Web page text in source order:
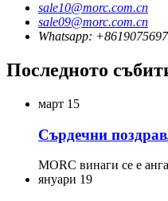
sale10@morc.com.cn
sale09@morc.com.cn
Whatsapp:
Последното
март 15
Сърдечни
MORC винаги се е
януари 19